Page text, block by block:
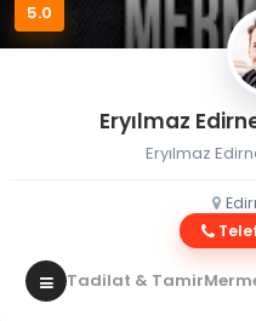
5.0
Eryılmaz
Eryılmaz
Tadilat & Tamir